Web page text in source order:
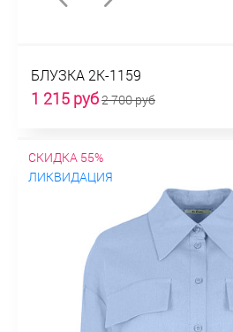
БЛУЗКА 2К-1159
1 215 руб2 700 руб
СКИДКА 55%
ЛИКВИДАЦИЯ